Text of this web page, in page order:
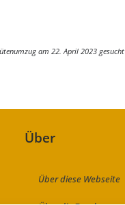
am 22. April 2023 gesucht
Über
Über diese Webseite